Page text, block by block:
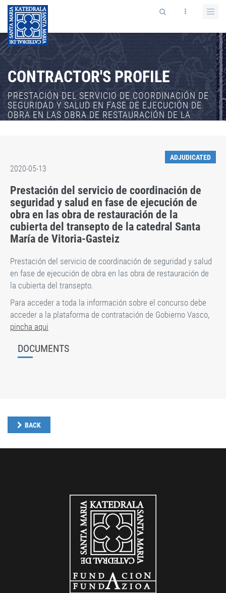
CONTRACTOR'S PROFILE
PRESTACIÓN DEL SERVICIO DE COORDINACIÓN DE
SEGURIDAD Y SALUD EN FASE DE EJECUCIÓN DE
OBRA EN LAS OBRA DE RESTAURACIÓN DE LA
ADJUDICATED
2020-05-13
Prestación del servicio de coordinación de
seguridad y salud en fase de ejecución de
obra en las obra de restauración de la
cubierta del transepto de la catedral Santa
María de Vitoria-Gasteiz
Prestación del servicio de coordinación de seguridad y salud
en fase de ejecución de obra en las obra de restauración de
la cubierta del transepto.
Para acceder a toda la información sobre el concurso debe
acceder a la plataforma de contratación de Gobierno Vasco,
pincha aqui
DOCUMENTS
BACK